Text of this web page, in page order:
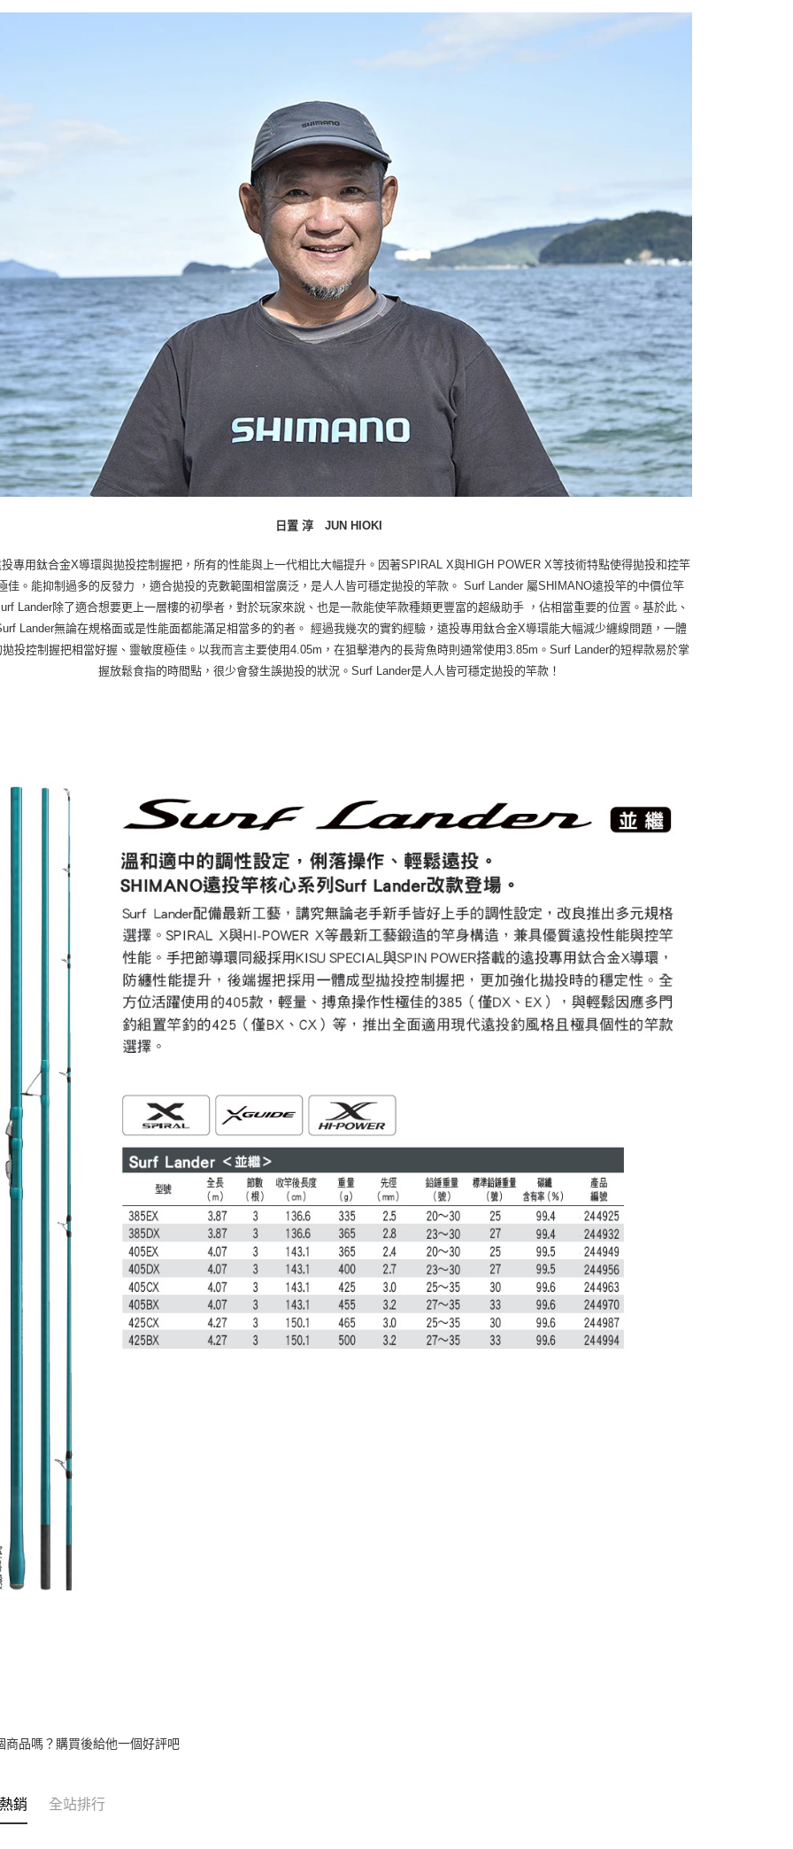
日置 淳 JUN HIOKI
專用鈦合金X導環與拋投控制握把，所有的性能與上一代相比大幅提升。因著SPIRAL X與HIGH POWER X等技術特點使得拋投和控竿
佳。能抑制過多的反發力 ，適合拋投的克數範圍相當廣泛，是人人皆可穩定拋投的竿款。 Surf Lander 屬SHIMANO遠投竿的中價位竿
Lander除了適合想要更上一層樓的初學者，對於玩家來說、也是一款能使竿款種類更豐富的超級助手 ，佔相當重要的位置。基於此、
Lander無論在規格面或是性能面都能滿足相當多的釣者。 經過我幾次的實釣經驗，遠投專用鈦合金X導環能大幅減少纏線問題，一體
投控制握把相當好握、靈敏度極佳。以我而言主要使用4.05m，在狙擊港內的長背魚時則通常使用3.85m。Surf Lander的短桿款易於掌
握放鬆食指的時間點，很少會發生誤拋投的狀況。Surf Lander是人人皆可穩定拋投的竿款！
商品嗎？購買後給他一個好評吧
銷 全站排行